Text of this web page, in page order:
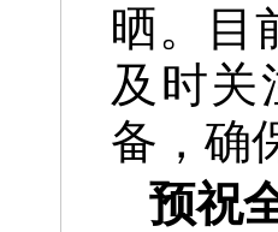
晒。目
及时关
备，确
预祝